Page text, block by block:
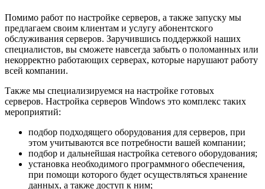
Помимо работ по настройке серверов, а также запуску мы
предлагаем своим клиентам и услугу абонентского
обслуживания серверов. Заручившись поддержкой наших
специалистов, вы сможете навсегда забыть о поломанных или
некорректно работающих серверах, которые нарушают работу
всей компании.
Также мы специализируемся на настройке готовых
серверов. Настройка серверов Windows это комплекс таких
мероприятий:
подбор подходящего оборудования для серверов, при
этом учитываются все потребности вашей компании;
подбор и дальнейшая настройка сетевого оборудования;
установка необходимого программного обеспечения,
при помощи которого будет осуществляться хранение
данных, а также доступ к ним;